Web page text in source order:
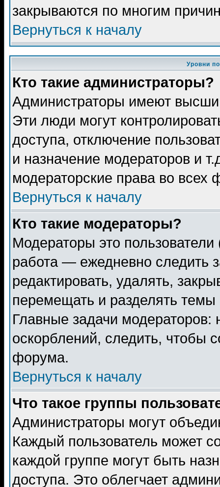
закрываются по многим
Вернуться к началу
Уровни
Кто такие администраторы?
Администраторы имеют
Эти люди могут
доступа, отключение
и назначение модераторов и
модераторские права во всех
Вернуться к началу
Кто такие модераторы?
Модераторы это
работа — ежедневно следить
редактировать, удалять,
перемещать и разделять
Главные задачи
оскорблений, следить, чтобы
форума.
Вернуться к началу
Что такое группы
Администраторы могут
Каждый пользователь может
каждой группе могут быть
доступа. Это облегчает